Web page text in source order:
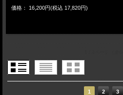
価格： 16,200円(税込 17,820円)
1 2 3